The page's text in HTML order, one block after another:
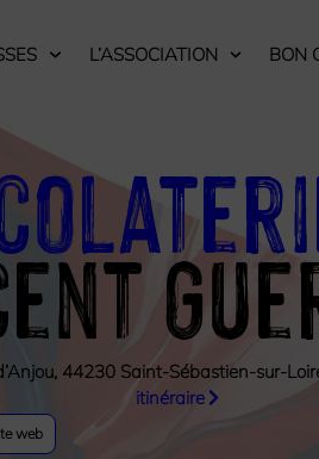
L’ASSOCIATION BON
44230 Saint-Sébastien-sur-
itinéraire
web